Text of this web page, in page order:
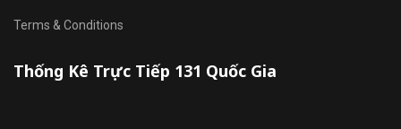
Terms & Conditions
Thống Kê Trực Tiếp 131 Quốc Gia